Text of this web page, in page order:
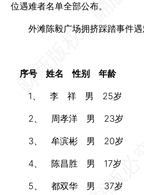
位遇难者名单全部公布。
外滩陈毅广场拥挤踩踏事件遇
序号 姓名 性别 年龄
1、 李 祥 男 25岁
2、 周孝洋 男 23岁
3、 牟滨彬 男 20岁
4、 陈昌胜 男 17岁
5、 都双华 男 37岁